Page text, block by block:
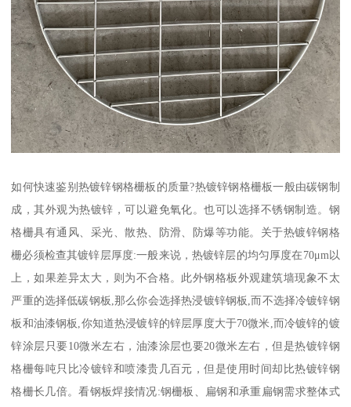
如何快速鉴别热镀锌钢格栅板的质量?热镀锌钢格栅板一般由碳钢制
成，其外观为热镀锌，可以避免氧化。也可以选择不锈钢制造。钢
格栅具有通风、采光、散热、防滑、防爆等功能。关于热镀锌钢格
栅必须检查其镀锌层厚度:一般来说，热镀锌层的均匀厚度在70μm以
上，如果差异太大，则为不合格。此外钢格板外观建筑墙现象不太
严重的选择低碳钢板,那么你会选择热浸镀锌钢板,而不选择冷镀锌钢
板和油漆钢板,你知道热浸镀锌的锌层厚度大于70微米,而冷镀锌的镀
锌涂层只要10微米左右，油漆涂层也要20微米左右，但是热镀锌钢
格栅每吨只比冷镀锌和喷漆贵几百元，但是使用时间却比热镀锌钢
格栅长几倍。看钢板焊接情况:钢栅板、扁钢和承重扁钢需求整体式